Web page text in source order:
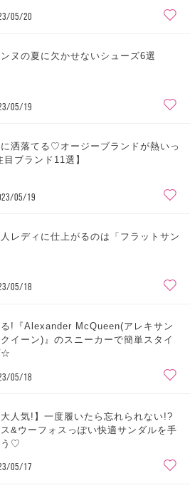
05/20
ヌの夏に欠かせないシューズ6選
05/19
洒落てる♡オージーブランドが熱いっ
ブランド11選】
05/19
レディに仕上がるのは「フラットサン
05/18
!『Alexander McQueen(アレキサン
イーン)』のスニーカーで簡単スタイ
☆
05/18
大人気!】一度履いたら忘れられない!?
&ウーフォスっぽい快適サンダルを手
う♡
05/17